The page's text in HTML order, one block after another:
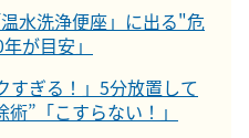
水洗浄便座」に出る"危
が目安」
すぎる！」5分放置して
”「こすらない！」